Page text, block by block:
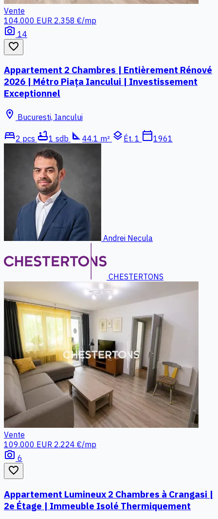
Vente
104.000 EUR 2.358 €/mp
photo_camera 14
favorite_border
Appartement 2 Chambres | Entièrement Rénové
2026 | Métro Piața Iancului | Investissement
Exceptionnel
location_on Bucuresti, Iancului
bed2 pcs bathtub1 sdb square_foot 44.1 m² layers Ét. 1 calendar_today1961
Andrei Necula
CHESTERTONS
Vente
109.000 EUR 2.224 €/mp
photo_camera 6
favorite_border
Appartement Lumineux 2 Chambres à Crangasi |
2e Étage | Immeuble Isolé Thermiquement